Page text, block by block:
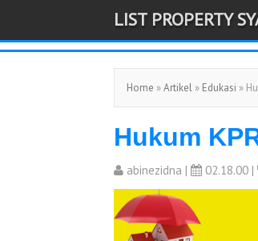
-->
LIST PROPERTY
Home »Artikel » Edukasi »
Hukum
abinezidna | 02.18.00 |